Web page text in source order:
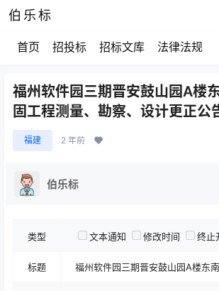
伯乐标
首页 招投标 招标文库 法律法规
福州软件园三期晋安鼓山园A楼
固工程测量、勘察、设计更正公
福建 2 年前
伯乐标
类型 文本通知 修改时间 终止
标题 福州软件园三期晋安鼓山园A楼东